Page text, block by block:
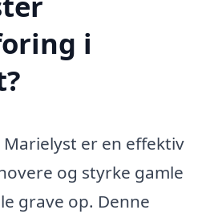
i
er en effektiv
og styrke gamle
grave op. Denne